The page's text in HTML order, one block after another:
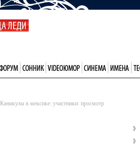
Каникулы в мексике: участники: просмотр